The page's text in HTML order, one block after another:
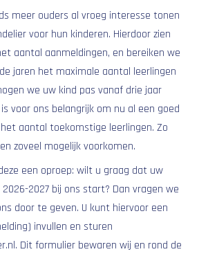
meer ouders al vroeg interesse tonen
voor hun kinderen. Hierdoor zien
aantal aanmeldingen, en bereiken we
jaren het maximale aantal leerlingen
we uw kind pas vanaf drie jaar
voor ons belangrijk om nu al een goed
aantal toekomstige leerlingen. Zo
zoveel mogelijk voorkomen.
een oproep: wilt u graag dat uw
2027 bij ons start? Dan vragen we
door te geven. U kunt hiervoor een
invullen en sturen
Dit formulier bewaren wij en rond de